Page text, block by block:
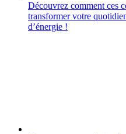
Découvrez comment ces
transformer votre
d’énergie !